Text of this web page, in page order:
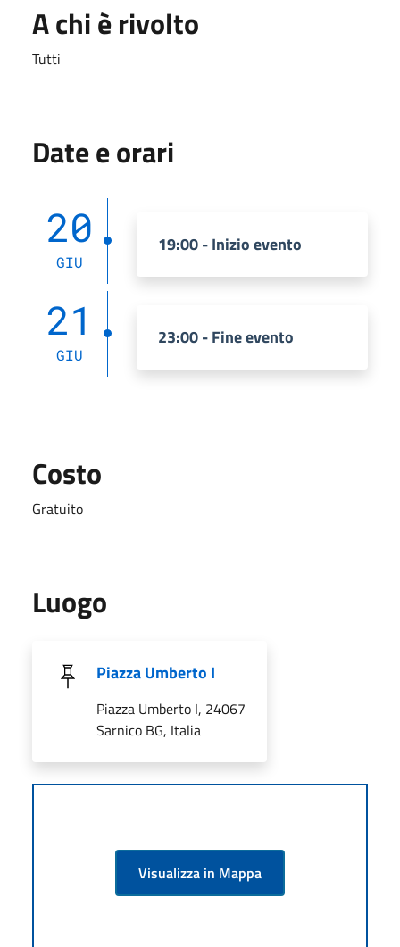
A chi è rivolto
Tutti
Date e orari
20
GIU
19:00 - Inizio evento
21
GIU
23:00 - Fine evento
Costo
Gratuito
Luogo
Piazza Umberto I
Piazza Umberto I, 24067
Sarnico BG, Italia
Visualizza in Mappa